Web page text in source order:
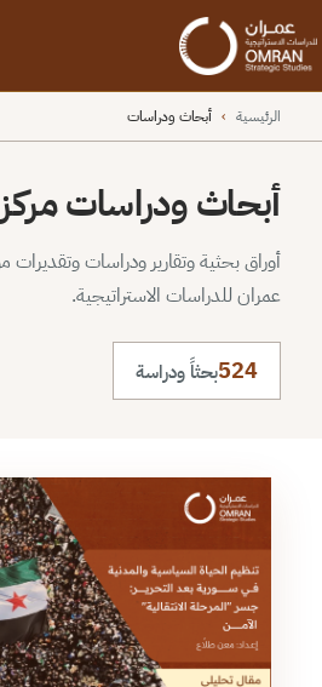
الرئيسية › أبحاث ودراسات
أبحاث ودراسات
أوراق بحثية وتقارير ودراسات
عمران للدراسات الاستراتيجية.
524بحثاً ودراسة